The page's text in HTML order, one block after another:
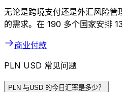
无论是跨境支付还是外汇风险管
的需求。在 190 多个国家安排
商业付款
PLN USD 常见问题
PLN 与USD 的今日汇率是多少？